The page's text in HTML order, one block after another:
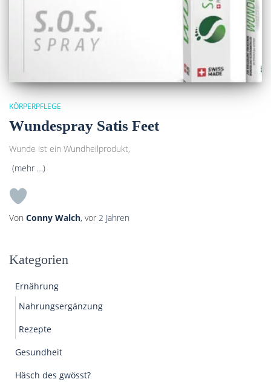
KÖRPERPFLEGE
Wundespray Satis Feet
Wunde ist ein Wundheilprodukt,
(mehr …)
Von Conny Walch, vor 2 Jahren
Kategorien
Ernährung
Nahrungsergänzung
Rezepte
Gesundheit
Häsch des gwösst?